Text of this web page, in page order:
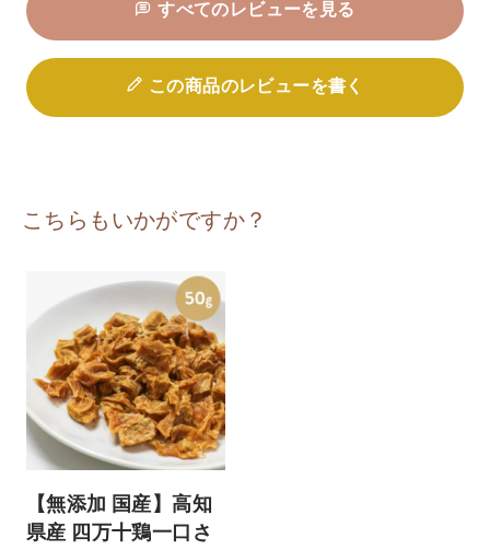
すべてのレビューを見る
この商品のレビューを書く
こちらもいかがですか？
【無添加 国産】高知
県産 四万十鶏一口さ